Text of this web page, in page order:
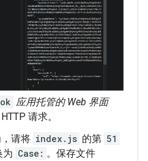
应用托管的 Web 界面
请求。
请将 index.js 的第 51
为 Case: 。保存文件